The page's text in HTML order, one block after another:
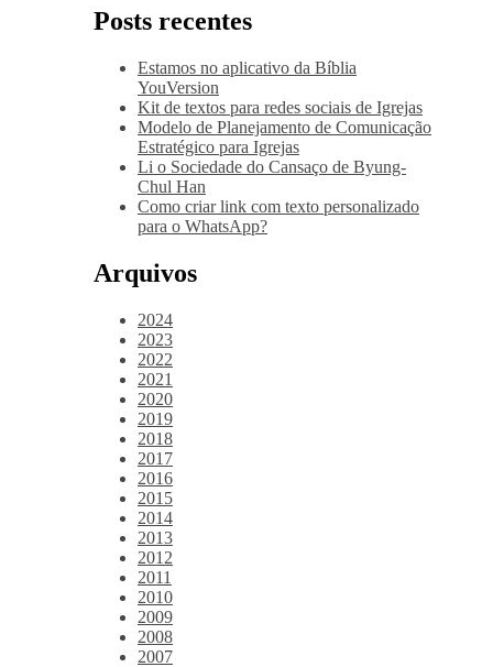
Posts recentes
Estamos no aplicativo da Bíblia
YouVersion
Kit de textos para redes sociais de Igrejas
Modelo de Planejamento de Comunicação
Estratégico para Igrejas
Li o Sociedade do Cansaço de Byung-
Chul Han
Como criar link com texto personalizado
para o WhatsApp?
Arquivos
2024
2023
2022
2021
2020
2019
2018
2017
2016
2015
2014
2013
2012
2011
2010
2009
2008
2007